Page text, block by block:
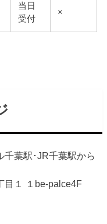
当日
受付
×
千葉駅･JR千葉駅から
目１ １be-palce4F